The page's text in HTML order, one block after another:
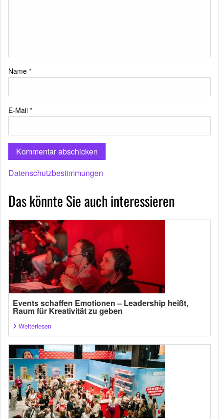
Name *
E-Mail *
Datenschutzbestimmungen
Das könnte Sie auch interessieren
Events schaffen Emotionen – Leadership heißt,
Raum für Kreativität zu geben
Weiterlesen